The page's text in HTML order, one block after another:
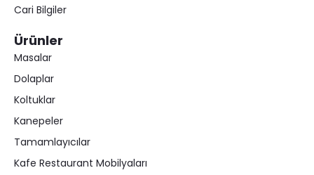
Cari Bilgiler
Ürünler
Masalar
Dolaplar
Koltuklar
Kanepeler
Tamamlayıcılar
Kafe Restaurant Mobilyaları